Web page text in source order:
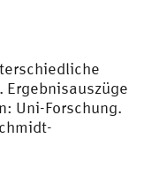
Ergebnisauszüge
Uni-Forschung.